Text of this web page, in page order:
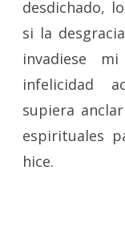
desdichado,
si la
invadiese
infelicidad
supiera
espirituales
hice.